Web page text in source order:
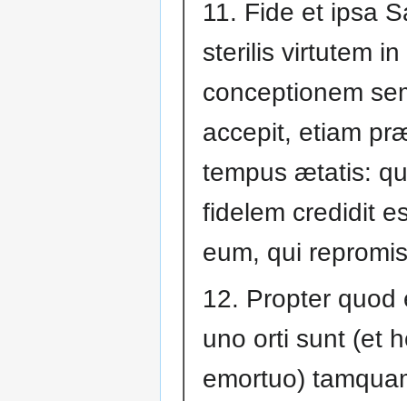
11. Fide et ipsa
sterilis virtutem in
conceptionem
accepit, etiam
tempus ætatis:
fidelem credidit
eum, qui
12. Propter quod
uno orti sunt (et
emortuo)